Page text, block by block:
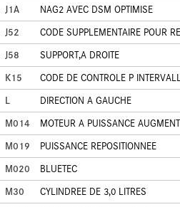
J1A
NAG2 AVEC DSM OPTIMISE
J52
CODE SUPPLEMENTAIRE POUR
J58
SUPPORT,A DROITE
K15
CODE DE CONTROLE P
L
DIRECTION A GAUCHE
M014
MOTEUR A PUISSANCE
M019
PUISSANCE REPOSITIONNEE
M020
BLUETEC
M30
CYLINDREE DE 3,0 LITRES